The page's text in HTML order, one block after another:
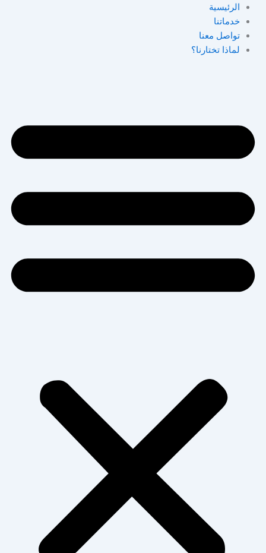
تخطي
المحتوى
الرئيسية
خدماتنا
تواصل معنا
لماذا تختارنا؟